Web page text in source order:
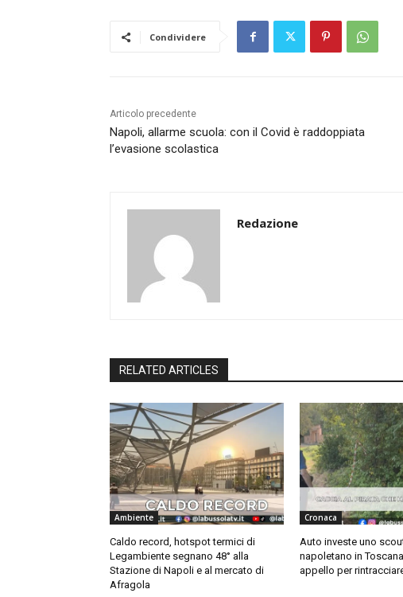
Condividere
Articolo precedente
Napoli, allarme scuola: con il Covid è raddoppiata
l’evasione scolastica
Redazione
RELATED ARTICLES
Ambiente
Caldo record, hotspot termici di
Legambiente segnano 48° alla
Stazione di Napoli e al mercato di
Afragola
Cronaca
Auto investe uno
napoletano in
appello per